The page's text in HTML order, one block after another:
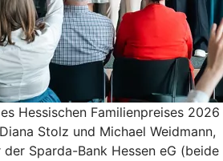
Hessischen Familienpreises 2026
Stolz und Michael Weidmann,
Sparda-Bank Hessen eG (beide